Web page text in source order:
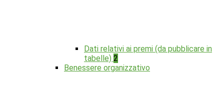
Dati relativi ai premi (da pubblicare in
tabelle) 2
Benessere organizzativo